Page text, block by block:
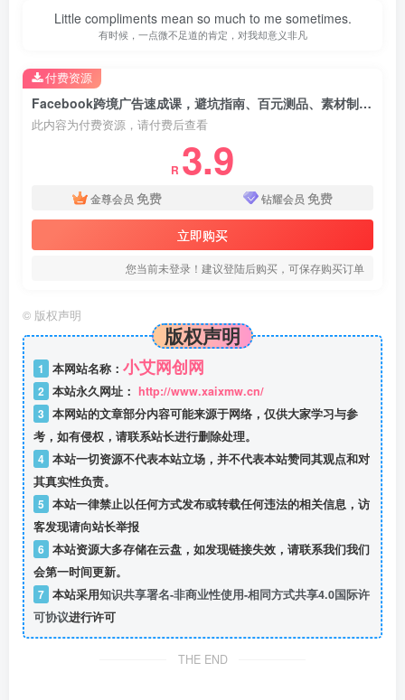
Little compliments mean so much to me sometimes.
有时候，一点微不足道的肯定，对我却意义非凡
Facebook跨境广告速成课，避坑指南、百元测品、素材制作，30分钟实战，快速跑通首单出单
此内容为付费资源，请付费后查看
R 3.9
金尊会员 免费 钻耀会员 免费
立即购买
您当前未登录！建议登陆后购买，可保存购买订单
付费资源
© 版权声明
版权声明
1 本网站名称： 小艾网创网
2 本站永久网址： http://www.xaixmw.cn/
3 本网站的文章部分内容可能来源于网络，仅供大家学习与参
考，如有侵权，请联系站长进行删除处理。
4 本站一切资源不代表本站立场，并不代表本站赞同其观点和对
其真实性负责。
5 本站一律禁止以任何方式发布或转载任何违法的相关信息，访
客发现请向站长举报
6 本站资源大多存储在云盘，如发现链接失效，请联系我们我们
会第一时间更新。
7 本站采用知识共享署名-非商业性使用-相同方式共享4.0国际许
可协议进行许可
THE END